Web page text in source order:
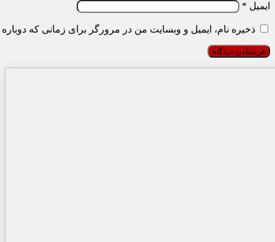
ایمیل *
ذخیره نام، ایمیل و وبسایت من در مرورگر برای زمانی که